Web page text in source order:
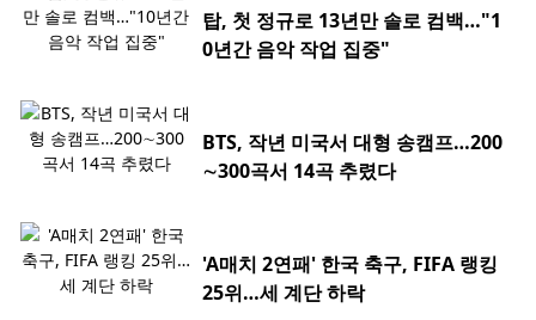
탑, 첫 정규로 13년만 솔로 컴백…"1
0년간 음악 작업 집중"
BTS, 작년 미국서 대형 송캠프…200
∼300곡서 14곡 추렸다
'A매치 2연패' 한국 축구, FIFA 랭킹
25위…세 계단 하락